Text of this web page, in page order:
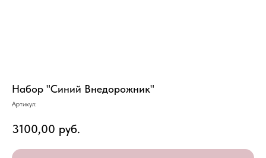
Набор "Синий Внедорожник"
Артикул:
3100,00 руб.